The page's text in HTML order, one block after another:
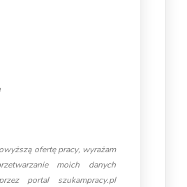
ofertę pracy, wyrażam
moich danych
portal szukampracy.pl